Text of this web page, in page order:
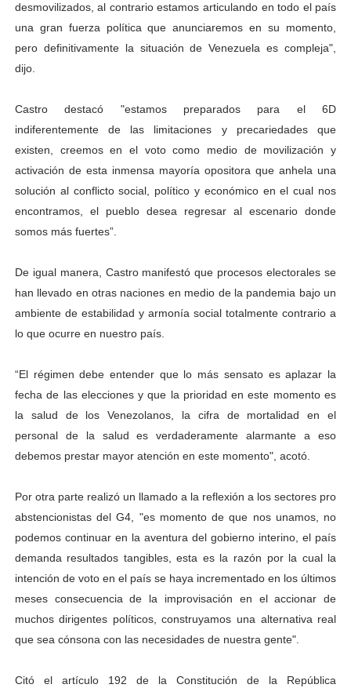
Gobernador Arnaldo Sánchez apadrina a más de 993
Plan Quirúrgico Regional llega a Pueblo Llano con la
desmovilizados, al contrario estamos articulando en todo el país
una gran fuerza política que anunciaremos en su momento,
pero definitivamente la situación de Venezuela es compleja",
dijo.
Castro destacó "estamos preparados para el 6D
indiferentemente de las limitaciones y precariedades que
existen, creemos en el voto como medio de movilización y
activación de esta inmensa mayoría opositora que anhela una
solución al conflicto social, político y económico en el cual nos
encontramos, el pueblo desea regresar al escenario donde
somos más fuertes”.
De igual manera, Castro manifestó que procesos electorales se
han llevado en otras naciones en medio de la pandemia bajo un
ambiente de estabilidad y armonía social totalmente contrario a
lo que ocurre en nuestro país.
“El régimen debe entender que lo más sensato es aplazar la
fecha de las elecciones y que la prioridad en este momento es
la salud de los Venezolanos, la cifra de mortalidad en el
personal de la salud es verdaderamente alarmante a eso
debemos prestar mayor atención en este momento", acotó.
Por otra parte realizó un llamado a la reflexión a los sectores pro
abstencionistas del G4, "es momento de que nos unamos, no
podemos continuar en la aventura del gobierno interino, el país
demanda resultados tangibles, esta es la razón por la cual la
intención de voto en el país se haya incrementado en los últimos
meses consecuencia de la improvisación en el accionar de
muchos dirigentes políticos, construyamos una alternativa real
que sea cónsona con las necesidades de nuestra gente".
Citó el artículo 192 de la Constitución de la República